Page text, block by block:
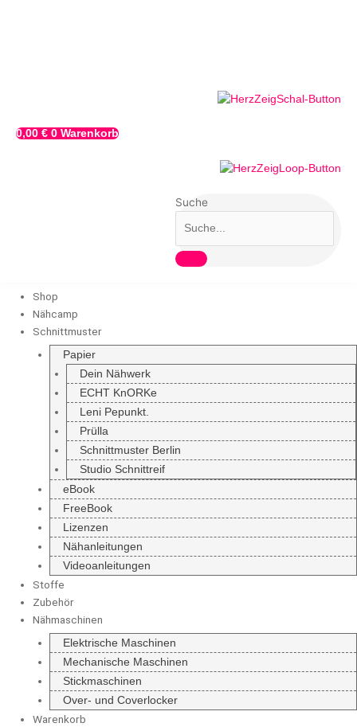
0,00 € 0 Warenkorb
Suche
Shop
Nähcamp
Schnittmuster
Papier
Dein Nähwerk
ECHT KnORKe
Leni Pepunkt.
Prülla
Schnittmuster Berlin
Studio Schnittreif
eBook
FreeBook
Lizenzen
Nähanleitungen
Videoanleitungen
Stoffe
Zubehör
Nähmaschinen
Elektrische Maschinen
Mechanische Maschinen
Stickmaschinen
Over- und Coverlocker
Warenkorb